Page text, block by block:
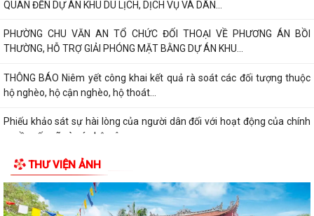
QUAN ĐẾN DỰ ÁN KHU DU LỊCH, DỊCH VỤ VÀ DÂN...
PHƯỜNG CHU VĂN AN TỔ CHỨC ĐỐI THOẠI VỀ PHƯƠNG ÁN BỒI
THƯỜNG, HỖ TRỢ GIẢI PHÓNG MẶT BẰNG DỰ ÁN KHU...
THÔNG BÁO Niêm yết công khai kết quả rà soát các đối tượng thuộc
hộ nghèo, hộ cận nghèo, hộ thoát...
Phiếu khảo sát sự hài lòng của người dân đối với hoạt động của chính
quyền cấp xã và cán bộ, công...
THƯ VIỆN ẢNH